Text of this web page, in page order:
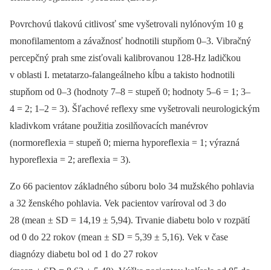
Povrchovú tlakovú citlivosť sme vyšetrovali nylónovým 10 g
monofilamentom a závažnosť hodnotili stupňom 0–3. Vibračný
percepčný prah sme zisťovali kalibrovanou 128-Hz ladičkou
v oblasti I. metatarzo‑falangeálneho kĺbu a takisto hodnotili
stupňom od 0–3 (hodnoty 7–8 = stupeň 0; hodnoty 5–6 = 1; 3–
4 = 2; 1–2 = 3). Šľachové reflexy sme vyšetrovali neurologickým
kladivkom vrátane použitia zosilňovacích manévrov
(normoreflexia = stupeň 0; mierna hyporeflexia = 1; výrazná
hyporeflexia = 2; areflexia = 3).
Zo 66 pacientov základného súboru bolo 34 mužského pohlavia
a 32 ženského pohlavia. Vek pacientov varíroval od 3 do
28 (mean ± SD = 14,19 ± 5,94). Trvanie diabetu bolo v rozpätí
od 0 do 22 rokov (mean ± SD = 5,39 ± 5,16). Vek v čase
diagnózy diabetu bol od 1 do 27 rokov